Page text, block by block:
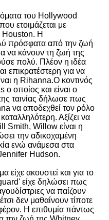
του Hollywood
ετοιμάζεται με
Houston. Η
πρόσφατα από την ζωή
να κάνουν τη ζωή της
πολύ. Πλέον η ιδέα
επικρατέστερη για να
η Rihanna.Ο κοντινός
οποίος και είναι ο
ταινίας δήλωσε πως
να αποδεχθεί τον ρόλο
Αξίζει να
Smith, Willow είναι η
την αδικοχαμένη
ενώ ανάμεσα στα
Hudson.
είχε ακουστεί και για το
είχε δηλώσει πως
να παίζουν
δεν μαθαίνουν τίποτε
Η επιθυμία πάντως